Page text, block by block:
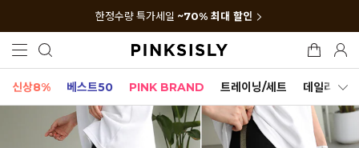
한정수량 특가세일 ~70% 최대 할인
신상8% 베스트50 PINK BRAND 트레이닝/세트 데일리세트